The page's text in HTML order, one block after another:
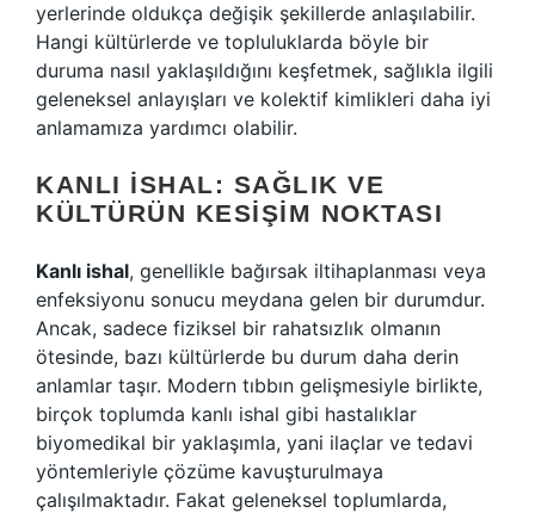
yerlerinde oldukça değişik şekillerde anlaşılabilir.
Hangi kültürlerde ve topluluklarda böyle bir
duruma nasıl yaklaşıldığını keşfetmek, sağlıkla ilgili
geleneksel anlayışları ve kolektif kimlikleri daha iyi
anlamamıza yardımcı olabilir.
KANLI İSHAL: SAĞLIK VE
KÜLTÜRÜN KESIŞIM NOKTASI
Kanlı ishal, genellikle bağırsak iltihaplanması veya
enfeksiyonu sonucu meydana gelen bir durumdur.
Ancak, sadece fiziksel bir rahatsızlık olmanın
ötesinde, bazı kültürlerde bu durum daha derin
anlamlar taşır. Modern tıbbın gelişmesiyle birlikte,
birçok toplumda kanlı ishal gibi hastalıklar
biyomedikal bir yaklaşımla, yani ilaçlar ve tedavi
yöntemleriyle çözüme kavuşturulmaya
çalışılmaktadır. Fakat geleneksel toplumlarda,